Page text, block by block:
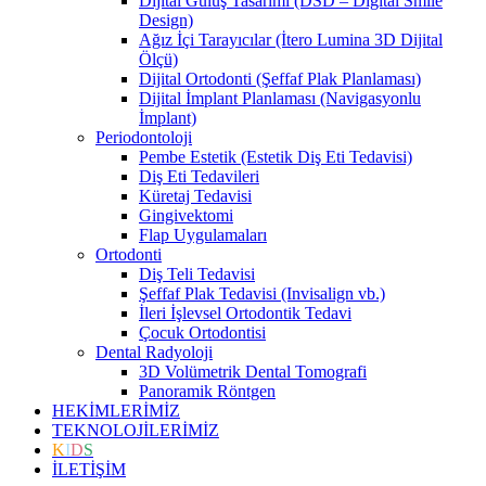
Design)
Ağız İçi Tarayıcılar (İtero Lumina 3D Dijital
Ölçü)
Dijital Ortodonti (Şeffaf Plak Planlaması)
Dijital İmplant Planlaması (Navigasyonlu
İmplant)
Periodontoloji
Pembe Estetik (Estetik Diş Eti Tedavisi)
Diş Eti Tedavileri
Küretaj Tedavisi
Gingivektomi
Flap Uygulamaları
Ortodonti
Diş Teli Tedavisi
Şeffaf Plak Tedavisi (Invisalign vb.)
İleri İşlevsel Ortodontik Tedavi
Çocuk Ortodontisi
Dental Radyoloji
3D Volümetrik Dental Tomografi
Panoramik Röntgen
HEKİMLERİMİZ
TEKNOLOJİLERİMİZ
KIDS
İLETİŞİM